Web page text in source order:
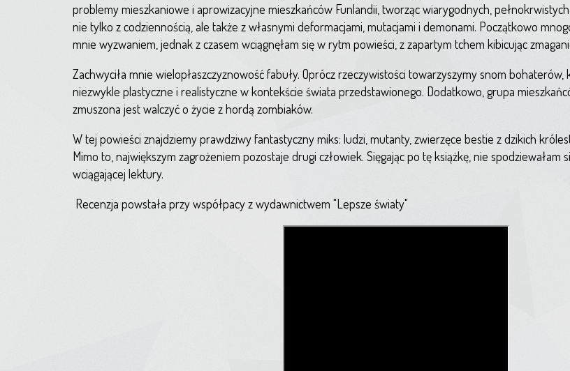
problemy mieszkaniowe i aprowizacyjne mieszkańców Funlandii, tworząc wiarygodnych,
nie tylko z codziennością, ale także z własnymi deformacjami, mutacjami i demonami. Początkowo
mnie wyzwaniem, jednak z czasem wciągnęłam się w rytm powieści, z zapartym tchem kibicując
Zachwyciła mnie wielopłaszczyznowość fabuły. Oprócz rzeczywistości towarzyszymy snom
niezwykle plastyczne i realistyczne w kontekście świata przedstawionego. Dodatkowo, grupa
zmuszona jest walczyć o życie z hordą zombiaków.
W tej powieści znajdziemy prawdziwy fantastyczny miks: ludzi, mutanty, zwierzęce bestie z dzikich
Mimo to, największym zagrożeniem pozostaje drugi człowiek. Sięgając po tę książkę, nie spodziewałam
wciągającej lektury.
Recenzja powstała przy współpacy z wydawnictwem "Lepsze światy"